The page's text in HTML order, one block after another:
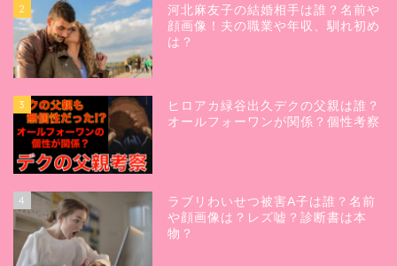
2
河北麻友子の結婚相手は誰？名前や
顔画像！夫の職業や年収、馴れ初め
は？
3
ヒロアカ緑谷出久デクの父親は誰？
オールフォーワンが関係？個性考察
4
ラブリわいせつ被害A子は誰？名前
や顔画像は？レズ嘘？診断書は本
物？